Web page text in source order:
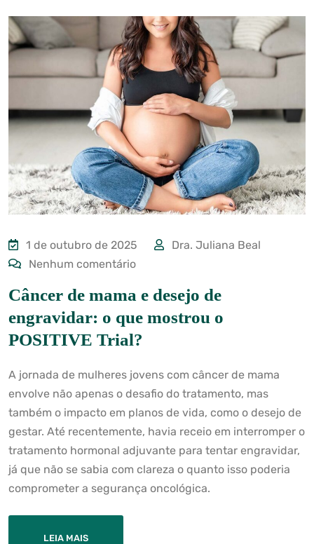
1 de outubro de 2025
Dra. Juliana Beal
Nenhum comentário
Câncer de mama e desejo de
engravidar: o que mostrou o
POSITIVE Trial?
A jornada de mulheres jovens com câncer de mama
envolve não apenas o desafio do tratamento, mas
também o impacto em planos de vida, como o desejo de
gestar. Até recentemente, havia receio em interromper o
tratamento hormonal adjuvante para tentar engravidar,
já que não se sabia com clareza o quanto isso poderia
comprometer a segurança oncológica.
LEIA MAIS